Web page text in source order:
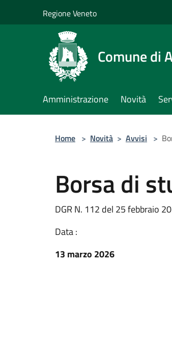
Regione Veneto
Comune di
Amministrazione Novità
Home > Novità > Avvisi >
Borsa di
DGR N. 112 del 25 febbraio
Data :
13 marzo 2026